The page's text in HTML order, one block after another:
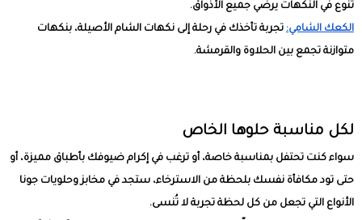
تنوع في النكهات يرضي جميع الأذواق.
الكعك الشامي: تجربة تأخذك في رحلة إلى نكهات الشام الأصيلة، بنكهات
متوازنة تجمع بين الحلاوة والقرمشة.
لكل مناسبة حلوها الخاص
سواء كنت تحتفل بمناسبة خاصة، أو ترغب في إكرام ضيوفك بأطباق مميزة، أو
حتى تود مكافأة نفسك بلحظة من الاسترخاء، ستجد في مخابز وحلويات جونا
الأنواع التي تجعل من كل لحظة تجربة لا تُنسى.